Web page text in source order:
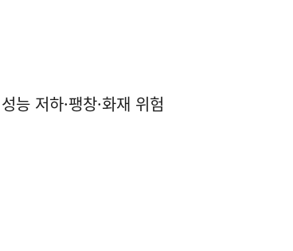
능 저하·팽창·화재 위험